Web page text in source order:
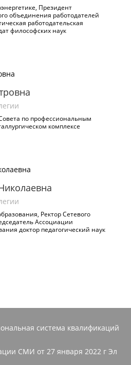
Президент
объединения работодателей
работодательская
философских наук
по профессиональным
комплексе
Ректор Сетевого
Ассоциации
доктор педагогический наук
система квалификаций
СМИ от 27 января 2022 г Эл